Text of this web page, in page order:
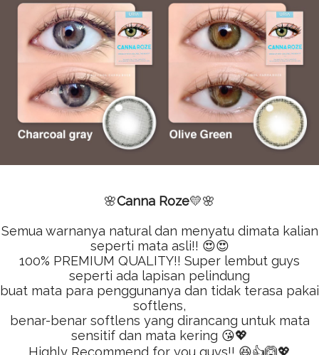
🌸Canna Roze💛🌸
Semua warnanya natural dan menyatu dimata kalian
seperti mata asli!! 😍😍
100% PREMIUM QUALITY!! Super lembut guys
seperti ada lapisan pelindung
buat mata para penggunanya dan tidak terasa pakai
softlens,
benar-benar softlens yang dirancang untuk mata
sensitif dan mata kering 😘💖
Highly Recommend for you guys!! 😆👍🙆💖